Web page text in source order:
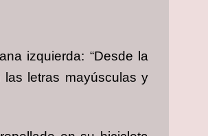
izquierda: “Desde la
las letras mayúsculas y